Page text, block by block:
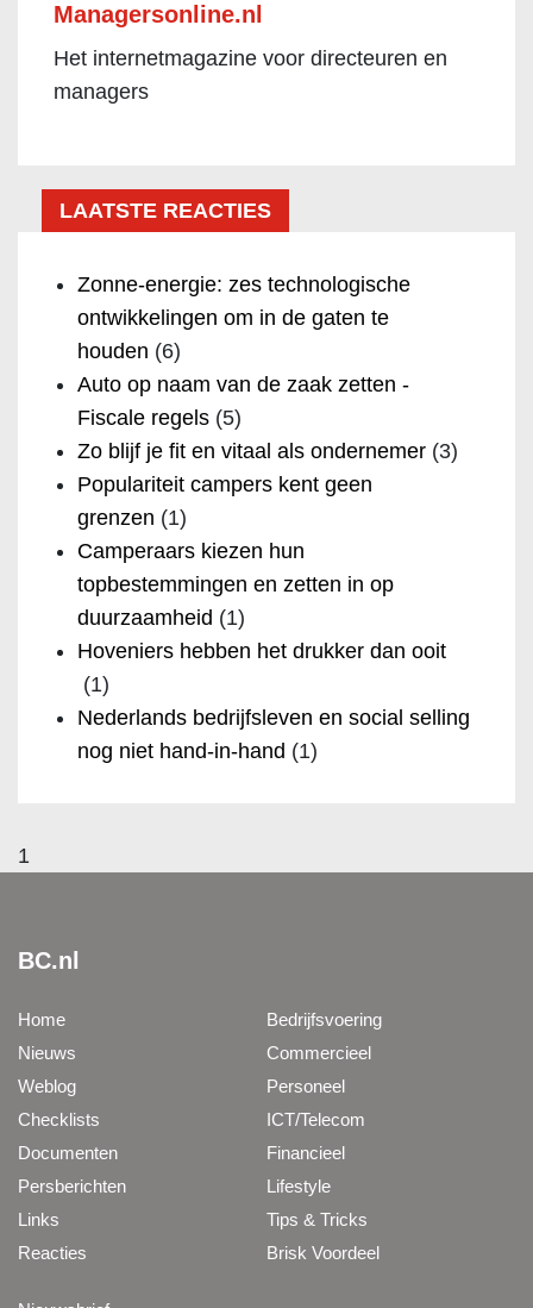
Managersonline.nl
Het internetmagazine voor directeuren en
managers
LAATSTE REACTIES
Zonne-energie: zes technologische
ontwikkelingen om in de gaten te
houden (6)
Auto op naam van de zaak zetten -
Fiscale regels (5)
Zo blijf je fit en vitaal als ondernemer (3)
Populariteit campers kent geen
grenzen (1)
Camperaars kiezen hun
topbestemmingen en zetten in op
duurzaamheid (1)
Hoveniers hebben het drukker dan ooit
(1)
Nederlands bedrijfsleven en social selling
nog niet hand-in-hand (1)
1
BC.nl
Home
Nieuws
Weblog
Checklists
Documenten
Persberichten
Links
Reacties
Bedrijfsvoering
Commercieel
Personeel
ICT/Telecom
Financieel
Lifestyle
Tips & Tricks
Brisk Voordeel